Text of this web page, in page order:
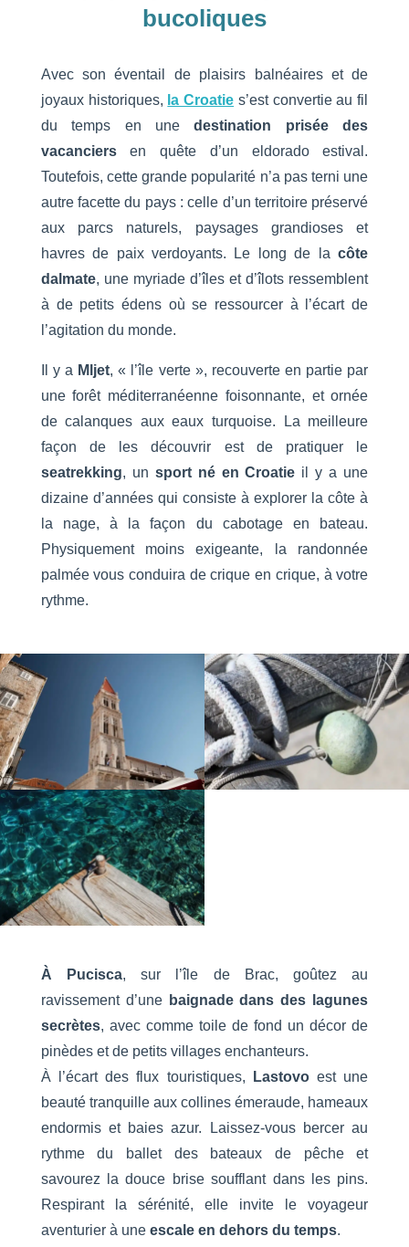
bucoliques
Avec son éventail de plaisirs balnéaires et de
joyaux historiques, la Croatie s’est convertie au fil
du temps en unedestination prisée des
vacanciersen quête d’un eldorado estival.
Toutefois, cette grande popularité n’a pas terni une
autre facette du pays : celle d’un territoire préservé
aux parcs naturels, paysages grandioses et
havres de paix verdoyants. Le long de lacôte
dalmate, une myriade d’îles et d’îlots ressemblent
à de petits édens où se ressourcer à l’écart de
l’agitation du monde.
Il y a Mljet, « l’île verte », recouverte en partie par
une forêt méditerranéenne foisonnante, et ornée
de calanques aux eaux turquoise. La meilleure
façon de les découvrir est de pratiquer le
seatrekking, un sport né en Croatie il y a une
dizaine d’années qui consiste à explorer la côte à
la nage, à la façon du cabotage en bateau.
Physiquement moins exigeante, la randonnée
palmée vous conduira de crique en crique, à votre
rythme.
À Pucisca, sur l’île de Brac, goûtez au
ravissement d’une baignade dans des lagunes
secrètes, avec comme toile de fond un décor de
pinèdes et de petits villages enchanteurs.
À l’écart des flux touristiques,
Lastovoest une
beauté tranquille aux collines émeraude, hameaux
endormis et baies azur. Laissez-vous bercer au
rythme du ballet des bateaux de pêche et
savourez la douce brise soufflant dans les pins.
Respirant la sérénité, elle invite le voyageur
aventurier à une escale en dehors du temps.